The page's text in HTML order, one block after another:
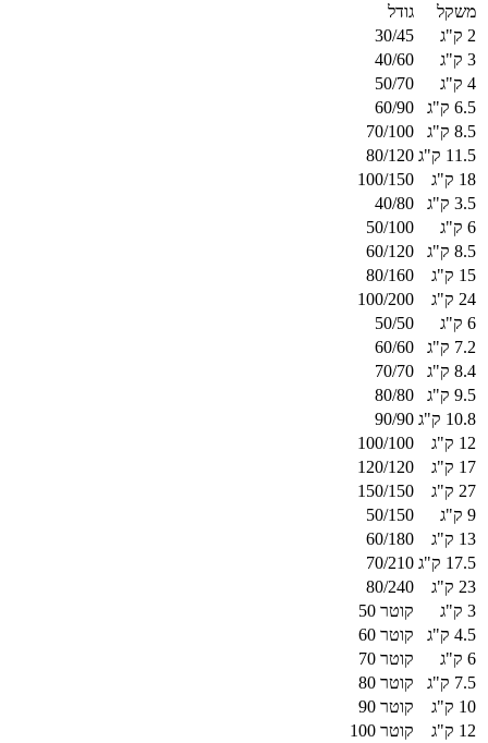
משקל
גודל
2 ק"ג
30/45
3 ק"ג
40/60
4 ק"ג
50/70
6.5 ק"ג
60/90
8.5 ק"ג
70/100
11.5 ק"ג
80/120
18 ק"ג
100/150
3.5 ק"ג
40/80
6 ק"ג
50/100
8.5 ק"ג
60/120
15 ק"ג
80/160
24 ק"ג
100/200
6 ק"ג
50/50
7.2 ק"ג
60/60
8.4 ק"ג
70/70
9.5 ק"ג
80/80
10.8 ק"ג
90/90
12 ק"ג
100/100
17 ק"ג
120/120
27 ק"ג
150/150
9 ק"ג
50/150
13 ק"ג
60/180
17.5 ק"ג
70/210
23 ק"ג
80/240
3 ק"ג
קוטר 50
4.5 ק"ג
קוטר 60
6 ק"ג
קוטר 70
7.5 ק"ג
קוטר 80
10 ק"ג
קוטר 90
12 ק"ג
קוטר 100